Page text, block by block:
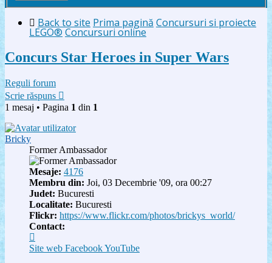
Back to site Prima pagină Concursuri si proiecte
LEGO® Concursuri online
Concurs Star Heroes in Super Wars
Reguli forum
Scrie răspuns
1 mesaj • Pagina 1 din 1
Bricky
Former Ambassador
Mesaje: 4176
Membru din: Joi, 03 Decembrie '09, ora 00:27
Judet: Bucuresti
Localitate: Bucuresti
Flickr: https://www.flickr.com/photos/brickys_world/
Contact:
pe
Site web FacebookYouTube